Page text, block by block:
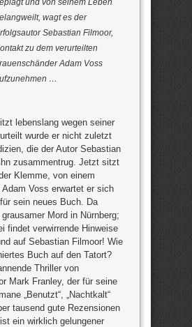
und von seinem Leben
wagt es der
Sebastian Filmoor,
zu dem verurteilten
Adam Voss
…
lebenslang wegen seiner
wurde er nicht zuletzt
die der Autor Sebastian
zusammentrug. Jetzt sitzt
Klemme, von einem
Voss erwartet er sich
sein neues Buch. Da
Mord in Nürnberg;
findet verwirrende Hinweise
auf Sebastian Filmoor! Wie
Buch auf den Tatort?
Thriller von
Mark Franley, der für seine
„Benutzt“, „Nachtkalt“
tausend gute Rezensionen
ein wirklich gelungener